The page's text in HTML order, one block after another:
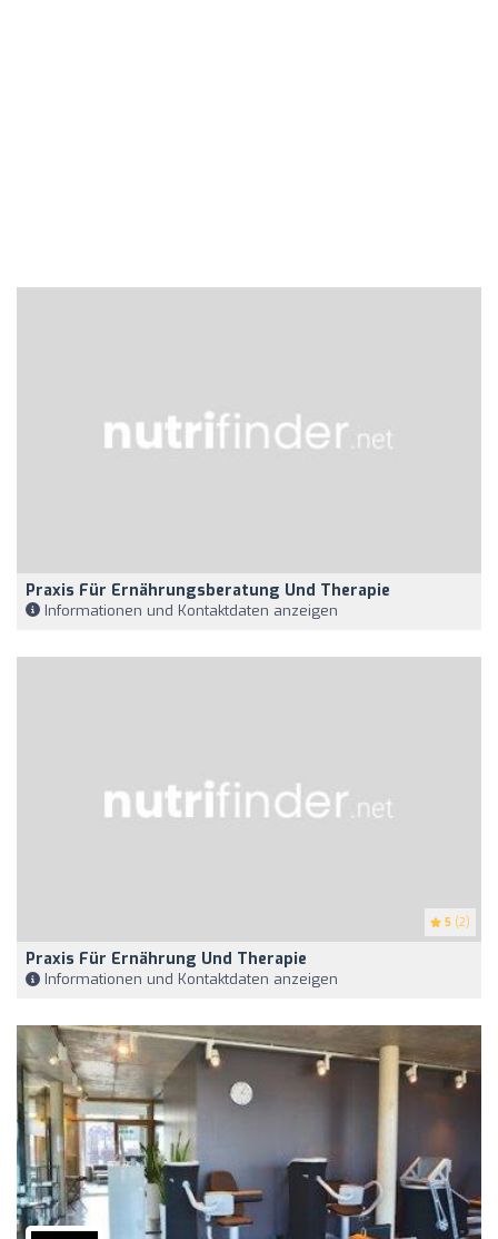
Praxis Für Ernährungsberatung Und Therapie
Informationen und Kontaktdaten anzeigen
5 (2)
Praxis Für Ernährung Und Therapie
Informationen und Kontaktdaten anzeigen